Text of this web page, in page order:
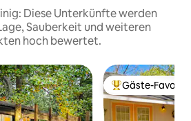
Diese Unterkünfte werden
Sauberkeit und weiteren
hoch bewertet.
Beliebter Gäste-
Gäste-Favorit